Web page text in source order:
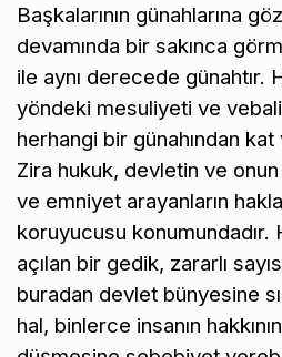
Başkalarının günahlarına
devamında bir sakınca
ile aynı derecede günahtır.
yöndeki mesuliyeti ve
herhangi bir günahından
Zira hukuk, devletin ve onun
ve emniyet arayanların
koruyucusu konumundadır.
açılan bir gedik, zararlı
buradan devlet bünyesine
hal, binlerce insanın